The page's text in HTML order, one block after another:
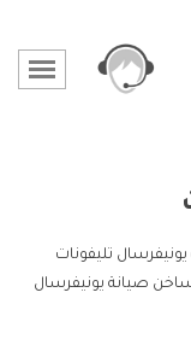
تليفونات
صيانة يونيفرسال